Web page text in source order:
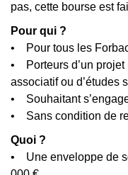
pas, cette bourse est
Pour qui ?
• Pour tous les
• Porteurs d’un projet
associatif ou d’études
• Souhaitant
• Sans condition de
Quoi ?
• Une enveloppe de